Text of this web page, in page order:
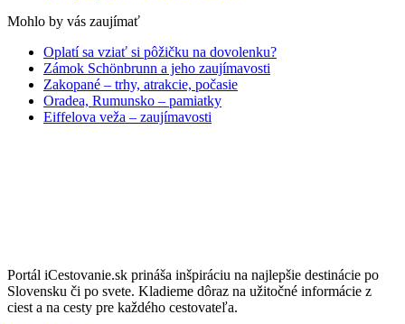
Mohlo by vás zaujímať
Oplatí sa vziať si pôžičku na dovolenku?
Zámok Schönbrunn a jeho zaujímavosti
Zakopané – trhy, atrakcie, počasie
Oradea, Rumunsko – pamiatky
Eiffelova veža – zaujímavosti
Portál iCestovanie.sk prináša inšpiráciu na najlepšie destinácie po
Slovensku či po svete. Kladieme dôraz na užitočné informácie z
ciest a na cesty pre každého cestovateľa.